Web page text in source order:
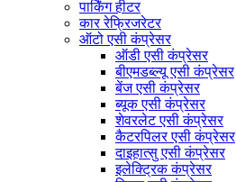
पार्किंग हीटर
कार रेफ्रिजरेटर
ऑटो एसी कंप्रेसर
ऑडी एसी कंप्रेसर
बीएमडब्ल्यू एसी कंप्रेसर
बेंज एसी कंप्रेसर
ब्यूक एसी कंप्रेसर
शेवरलेट एसी कंप्रेसर
कैटरपिलर एसी कंप्रेसर
दाइहात्सु एसी कंप्रेसर
इलेक्ट्रिक कंप्रेसर